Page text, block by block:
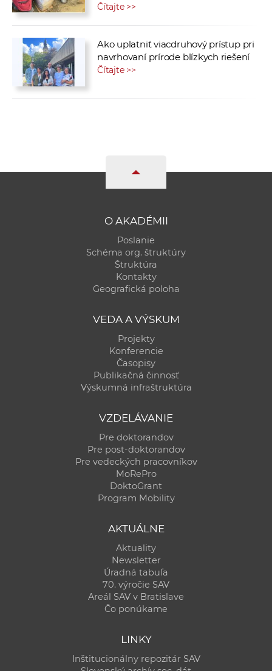
Čítajte >>
Ako uplatniť viacdruhový prístup pri
navrhovaní prírode blízkych riešení
Čítajte >>
O AKADÉMII
Poslanie
Schéma org. štruktúry
Štruktúra
Kontakty
Geografická poloha
VEDA A VÝSKUM
Projekty
Konferencie
Časopisy
Publikačná činnosť
Výskumná infraštruktúra
VZDELÁVANIE
Pre doktorandov
Pre post-doktorandov
Pre vedeckých pracovníkov
MoRePro
DoktoGrant
Program Mobility
AKTUÁLNE
Aktuality
Newsletter
Úradná tabuľa
70. výročie SAV
Areál SAV v Bratislave
Čo ponúkame
LINKY
Inštitucionálny repozitár SAV